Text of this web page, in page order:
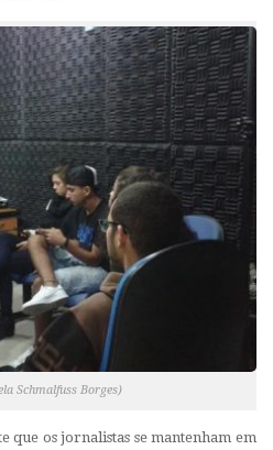
Schmalfuss Borges)
os jornalistas se mantenham em